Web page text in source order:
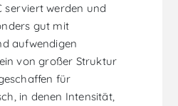
serviert werden und
gut mit
aufwendigen
von großer Struktur
für
in denen Intensität,